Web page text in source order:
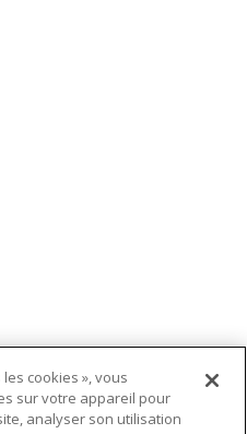
cookies », vous
sur votre appareil pour
analyser son utilisation